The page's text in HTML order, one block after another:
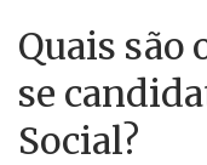
Quais são
se
Social?